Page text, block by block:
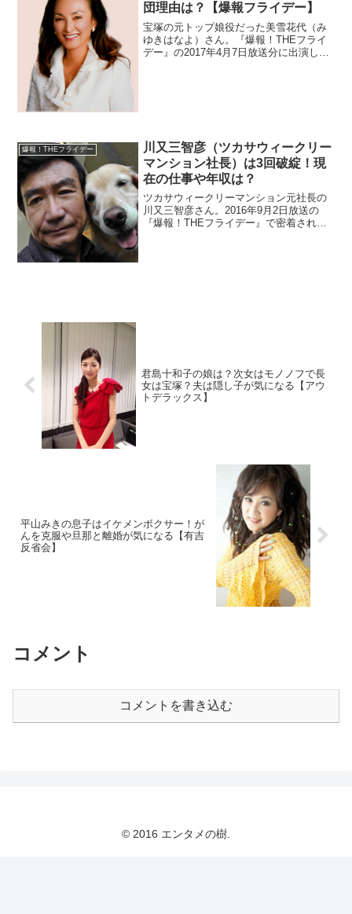
団理由は？【爆報フライデー】
宝塚の元トップ娘役だった美雪花代（み
ゆきはなよ）さん。『爆報！THEフライ
デー』の2017年4月7日放送分に出演しま
爆報！THEフライデー
川又三智彦（ツカサウィークリー
マンション社長）は3回破綻！現
在の仕事や年収は？
ツカサウィークリーマンション元社長の
川又三智彦さん。2016年9月2日放送の
『爆報！THEフライデー』で密着されま
君島十和子の娘は？次女はモノノフで長
女は宝塚？夫は隠し子が気になる【アウ
トデラックス】
平山みきの息子はイケメンボクサー！が
んを克服や旦那と離婚が気になる【有吉
反省会】
コメント
コメントを書き込む
© 2016 エンタメの樹.